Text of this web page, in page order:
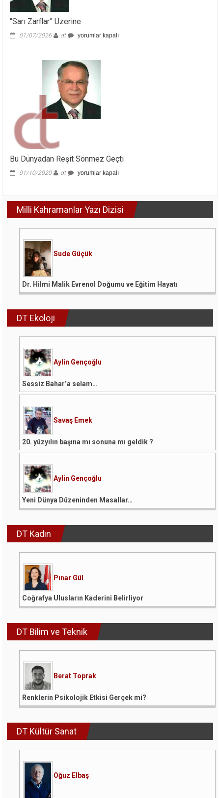
“Sarı Zarflar” Üzerine
01/07/2026 dt
“Sarı
için
yorumlar kapalı
Bu Dünyadan Reşit Sönmez Geçti
01/10/2020 dt
Bu
Geçti
için
yorumlar kapalı
Milli Kahramanlar Yazı Dizisi
Sude Güçük
Dr. Hilmi Malik Evrenol Doğumu ve Eğitim Hayatı
DT Ekoloji
Aylin Gençoğlu
Sessiz Bahar’a selam…
Savaş Emek
20. yüzyılın başına mı sonuna mı geldik ?
Aylin Gençoğlu
Yeni Dünya Düzeninden Masallar…
DT Kadın
Pınar Gül
Coğrafya Ulusların Kaderini Belirliyor
DT Bilim ve Teknik
Berat Toprak
Renklerin Psikolojik Etkisi Gerçek mi?
DT Kültür Sanat
Oğuz Elbaş